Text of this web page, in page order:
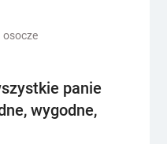
osocze
panie
wygodne,